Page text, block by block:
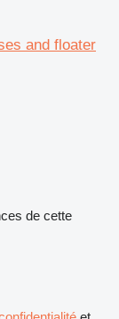
and floater
de cette